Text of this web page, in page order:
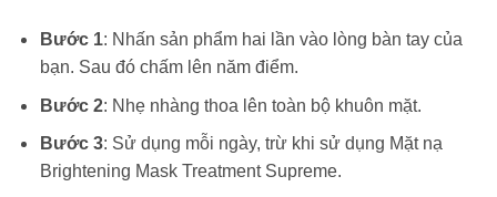
Bước 1: Nhấn sản phẩm hai lần vào lòng bàn tay của
bạn. Sau đó chấm lên năm điểm.
Bước 2: Nhẹ nhàng thoa lên toàn bộ khuôn mặt.
Bước 3: Sử dụng mỗi ngày, trừ khi sử dụng Mặt nạ
Brightening Mask Treatment Supreme.